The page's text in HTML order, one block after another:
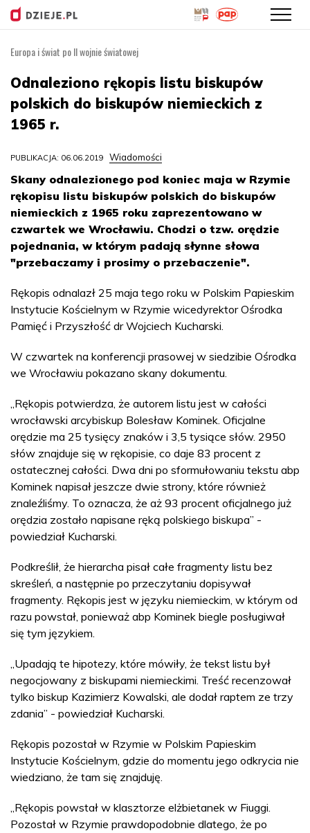
treści
Europa i świat po II wojnie światowej
Odnaleziono rękopis listu biskupów
polskich do biskupów niemieckich z
1965 r.
PUBLIKACJA: 06.06.2019 Wiadomości
Skany odnalezionego pod koniec maja w Rzymie
rękopisu listu biskupów polskich do biskupów
niemieckich z 1965 roku zaprezentowano w
czwartek we Wrocławiu. Chodzi o tzw. orędzie
pojednania, w którym padają słynne słowa
"przebaczamy i prosimy o przebaczenie".
Rękopis odnalazł 25 maja tego roku w Polskim Papieskim
Instytucie Kościelnym w Rzymie wicedyrektor Ośrodka
Pamięć i Przyszłość dr Wojciech Kucharski.
W czwartek na konferencji prasowej w siedzibie Ośrodka
we Wrocławiu pokazano skany dokumentu.
„Rękopis potwierdza, że autorem listu jest w całości
wrocławski arcybiskup Bolesław Kominek. Oficjalne
orędzie ma 25 tysięcy znaków i 3,5 tysiące słów. 2950
słów znajduje się w rękopisie, co daje 83 procent z
ostatecznej całości. Dwa dni po sformułowaniu tekstu abp
Kominek napisał jeszcze dwie strony, które również
znaleźliśmy. To oznacza, że aż 93 procent oficjalnego już
orędzia zostało napisane ręką polskiego biskupa” -
powiedział Kucharski.
Podkreślił, że hierarcha pisał całe fragmenty listu bez
skreśleń, a następnie po przeczytaniu dopisywał
fragmenty. Rękopis jest w języku niemieckim, w którym od
razu powstał, ponieważ abp Kominek biegle posługiwał
się tym językiem.
„Upadają te hipotezy, które mówiły, że tekst listu był
negocjowany z biskupami niemieckimi. Treść recenzował
tylko biskup Kazimierz Kowalski, ale dodał raptem ze trzy
zdania” - powiedział Kucharski.
Rękopis pozostał w Rzymie w Polskim Papieskim
Instytucie Kościelnym, gdzie do momentu jego odkrycia nie
wiedziano, że tam się znajduję.
„Rękopis powstał w klasztorze elżbietanek w Fiuggi.
Pozostał w Rzymie prawdopodobnie dlatego, że po